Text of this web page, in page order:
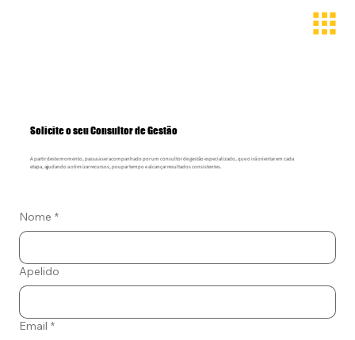
Solicite o seu Consultor de Gestão
A partir deste momento, passa a ser acompanhado por um consultor de gestão especializado, que o irá orientar em cada
etapa, ajudando a otimizar recursos, poupar tempo e alcançar resultados consistentes.
Nome *
Apelido
Email *